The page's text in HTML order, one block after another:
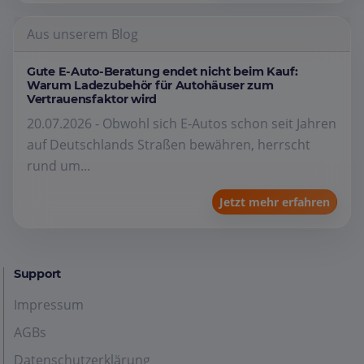
Aus unserem Blog
Gute E-Auto-Beratung endet nicht beim Kauf:
Warum Ladezubehör für Autohäuser zum
Vertrauensfaktor wird
20.07.2026 - Obwohl sich E-Autos schon seit Jahren
auf Deutschlands Straßen bewähren, herrscht
rund um...
Jetzt mehr erfahren
Support
Impressum
AGBs
Datenschutzerklärung